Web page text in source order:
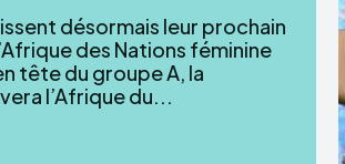
désormais leur prochain
des Nations féminine
tête du groupe A, la
l’Afrique du...